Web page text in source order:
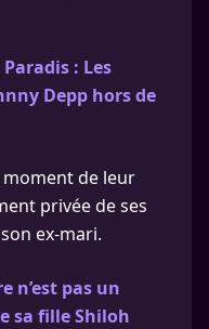
: Les
Depp hors de
moment de leur
privée de ses
ex-mari.
n’est pas un
sa fille Shiloh